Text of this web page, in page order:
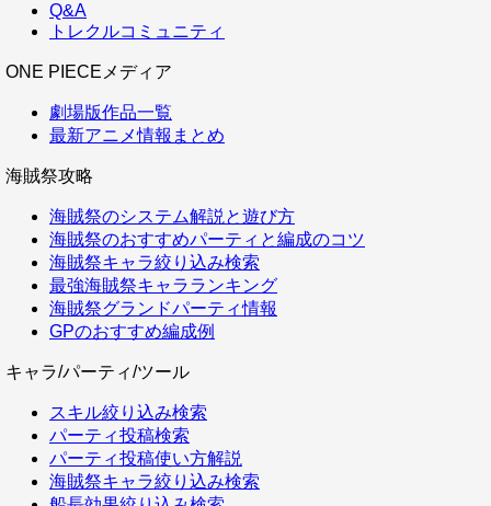
Q&A
トレクルコミュニティ
ONE PIECEメディア
劇場版作品一覧
最新アニメ情報まとめ
海賊祭攻略
海賊祭のシステム解説と遊び方
海賊祭のおすすめパーティと編成のコツ
海賊祭キャラ絞り込み検索
最強海賊祭キャラランキング
海賊祭グランドパーティ情報
GPのおすすめ編成例
キャラ/パーティ/ツール
スキル絞り込み検索
パーティ投稿検索
パーティ投稿使い方解説
海賊祭キャラ絞り込み検索